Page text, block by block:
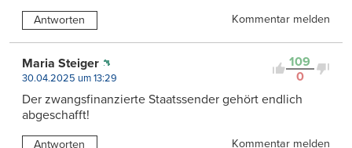
Antworten Kommentar melden
109
0
Maria Steiger
30.04.2025 um 13:29
Der zwangsfinanzierte Staatssender gehört endlich
abgeschafft!
Antworten
Kommentar melden